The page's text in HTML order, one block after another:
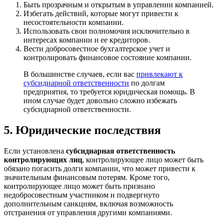
Быть прозрачным и открытым в управлении компанией.
Избегать действий, которые могут привести к
несостоятельности компании.
Использовать свои полномочия исключительно в
интересах компании и ее кредиторов.
Вести добросовестное бухгалтерское учет и
контролировать финансовое состояние компании.
В большинстве случаев, если вас привлекают к
субсидиарной ответственности по долгам
предприятия, то требуется юридическая помощь. В
ином случае будет довольно сложно избежать
субсидиарной ответственности.
5. Юридические последствия
Если установлена субсидиарная ответственность
контролирующих лиц, контролирующее лицо может быть
обязано погасить долги компании, что может привести к
значительным финансовым потерям. Кроме того,
контролирующее лицо может быть признано
недобросовестным участником и подвергнуто
дополнительным санкциям, включая возможность
отстранения от управления другими компаниями.